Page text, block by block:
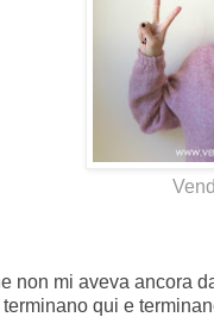
non mi aveva ancora
terminano qui e